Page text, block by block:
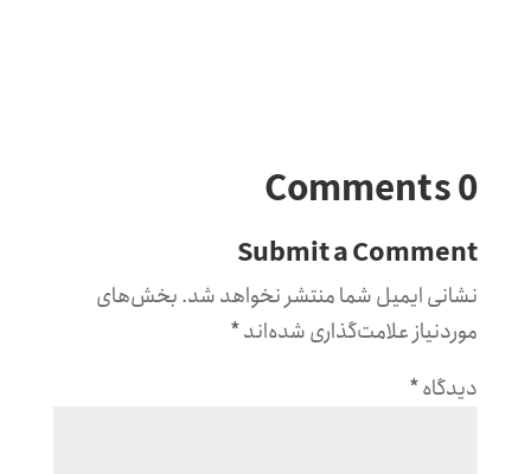
0 Comments
Submit a Comment
نشانی ایمیل شما منتشر نخواهد شد.بخش‌های
موردنیاز علامت‌گذاری شده‌اند*
دیدگاه*